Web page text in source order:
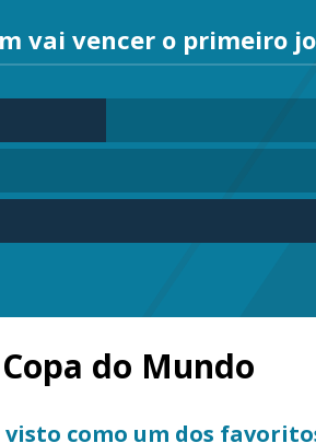
vai vencer o primeiro
do Mundo
visto como um dos